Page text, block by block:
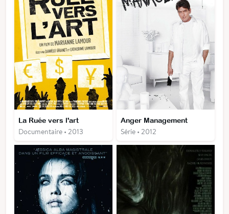
La Ruée vers l'art
Documentaire • 2013
Anger Management
Série • 2012